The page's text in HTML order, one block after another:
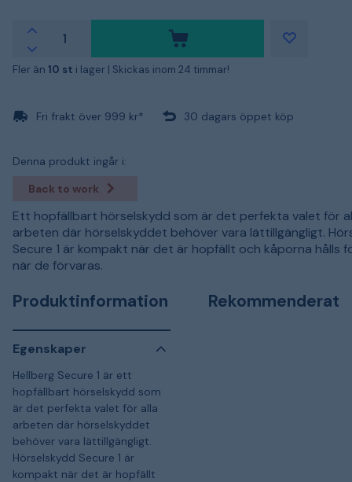
Fler än 10 st i lager | Skickas inom 24 timmar!
Fri frakt över 999 kr* 30 dagars öppet köp
Denna produkt ingår i:
Back to work
Ett hopfällbart hörselskydd som är det perfekta valet för
arbeten där hörselskyddet behöver vara lättillgängligt.
Secure 1 är kompakt när det är hopfällt och kåporna hålls
när de förvaras.
Produktinformation
Egenskaper
Hellberg Secure 1 är ett
hopfällbart hörselskydd som
är det perfekta valet för alla
arbeten där hörselskyddet
behöver vara lättillgängligt.
Hörselskydd Secure 1 är
kompakt när det är hopfällt
Rekommenderat